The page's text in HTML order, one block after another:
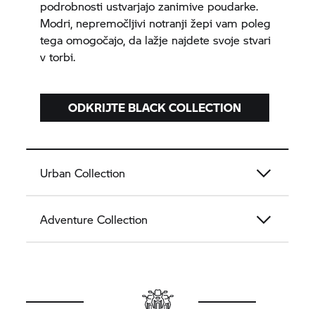
podrobnosti ustvarjajo zanimive poudarke.
Modri, nepremočljivi notranji žepi vam poleg
tega omogočajo, da lažje najdete svoje stvari
v torbi.
ODKRIJTE BLACK COLLECTION
Urban Collection
Adventure Collection